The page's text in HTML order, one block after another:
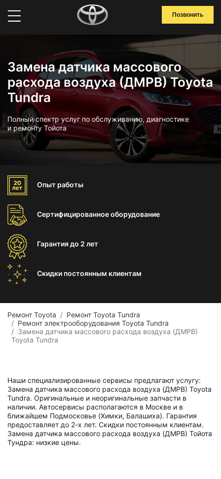
Позвонить
Замена датчика массового
расхода воздуха (ДМРВ) Toyota
Tundra
Полный спектр услуг по обслуживанию, диагностике
и ремонту Тойота
Опыт работы
Сертифицированноеоборудование
Гарантиядо 2 лет
Скидки постоянным клиентам
Ремонт Toyota
Ремонт Toyota Tundra
Ремонт электрооборудования Toyota Tundra
Замена датчика массового расхода воздуха (ДМРВ)
Toyota Tundra
Наши специализированные сервисы предлагают услугу:
Замена датчика массового расхода воздуха (ДМРВ) Toyota
Tundra. Оригинальные и неоригинальные запчасти в
наличии. Автосервисы располагаются в Москве и в
ближайшем Подмосковье (Химки, Балашиха). Гарантия
предоставляет до 2-х лет. Скидки постоянным клиентам.
Замена датчика массового расхода воздуха (ДМРВ) Тойота
Тундра: низкие цены.